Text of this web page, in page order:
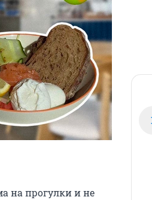
на прогулки и не